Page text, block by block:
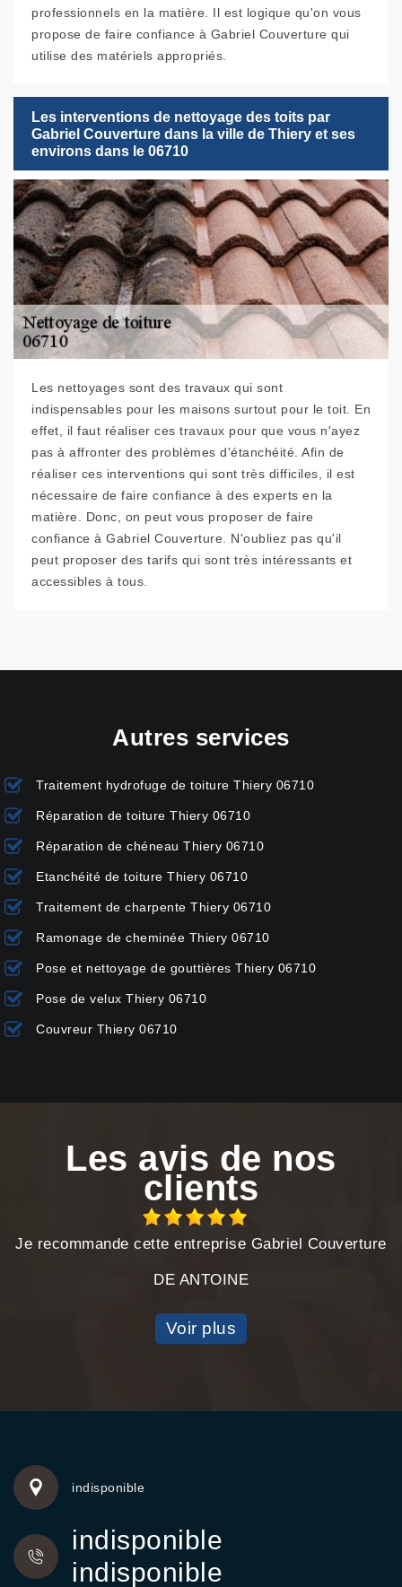
professionnels en la matière. Il est logique qu'on vous
propose de faire confiance à Gabriel Couverture qui
utilise des matériels appropriés.
Les interventions de nettoyage des toits par
Gabriel Couverture dans la ville de Thiery et ses
environs dans le 06710
Les nettoyages sont des travaux qui sont
indispensables pour les maisons surtout pour le toit. En
effet, il faut réaliser ces travaux pour que vous n'ayez
pas à affronter des problèmes d'étanchéité. Afin de
réaliser ces interventions qui sont très difficiles, il est
nécessaire de faire confiance à des experts en la
matière. Donc, on peut vous proposer de faire
confiance à Gabriel Couverture. N'oubliez pas qu'il
peut proposer des tarifs qui sont très intéressants et
accessibles à tous.
Autres services
Traitement hydrofuge de toiture Thiery 06710
Réparation de toiture Thiery 06710
Réparation de chéneau Thiery 06710
Etanchéité de toiture Thiery 06710
Traitement de charpente Thiery 06710
Ramonage de cheminée Thiery 06710
Pose et nettoyage de gouttières Thiery 06710
Pose de velux Thiery 06710
Couvreur Thiery 06710
Les avis de nos
clients
Je recommande cette entreprise Gabriel Couverture
DE ANTOINE
Voir plus
indisponible
indisponible
indisponible